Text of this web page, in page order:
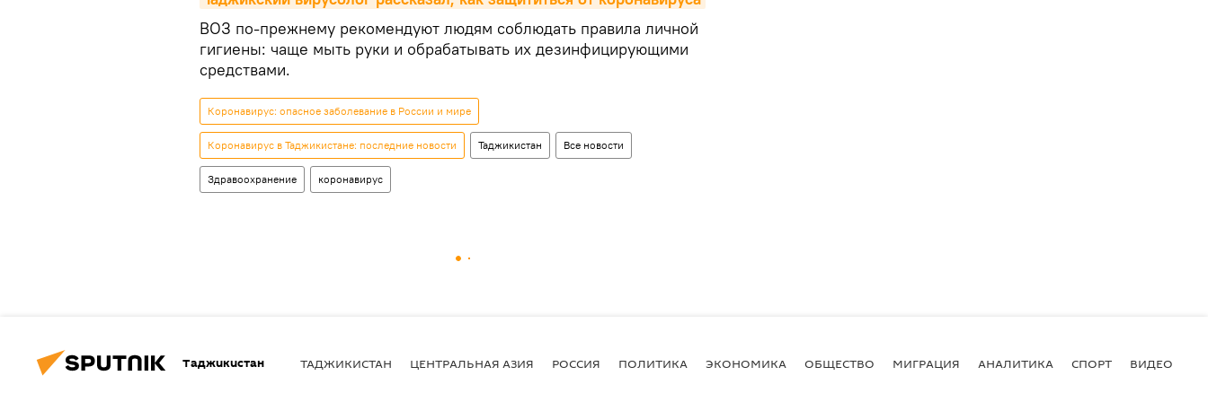
ВОЗ по-прежнему рекомендуют людям соблюдать правила личной
гигиены: чаще мыть руки и обрабатывать их дезинфицирующими
средствами.
Коронавирус: опасное заболевание в России и мире
Коронавирус в Таджикистане: последние новости Таджикистан Все новости
Здравоохранение коронавирус
Таджикистан ТАДЖИКИСТАН ЦЕНТРАЛЬНАЯ АЗИЯ РОССИЯ ПОЛИТИКА ЭКОНОМИКА ОБЩЕСТВО МИГРАЦИЯ АНАЛИТИКА СПОРТ ВИДЕО